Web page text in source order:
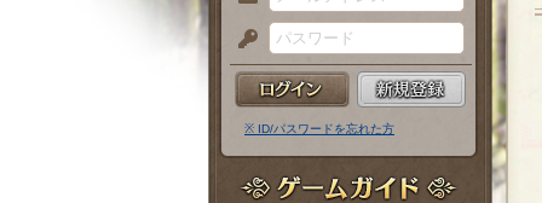
メ
ー
ル
ア
ド
パ
ス
ー
※ ID/パスワードを忘れた方